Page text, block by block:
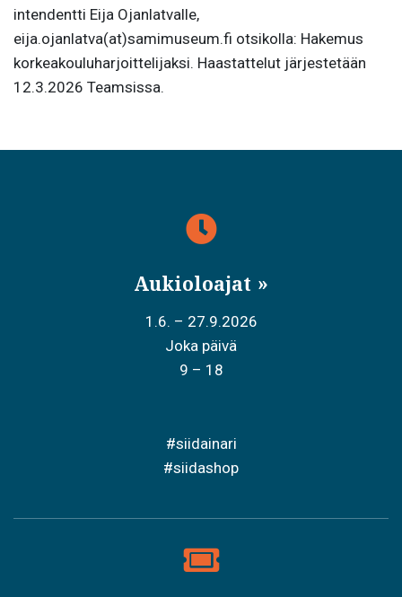
intendentti Eija Ojanlatvalle,
eija.ojanlatva(at)samimuseum.fi otsikolla: Hakemus
korkeakouluharjoittelijaksi. Haastattelut järjestetään
12.3.2026 Teamsissa.
Aukioloajat
1.6. – 27.9.2026
Joka päivä
9 – 18
#siidainari
#siidashop